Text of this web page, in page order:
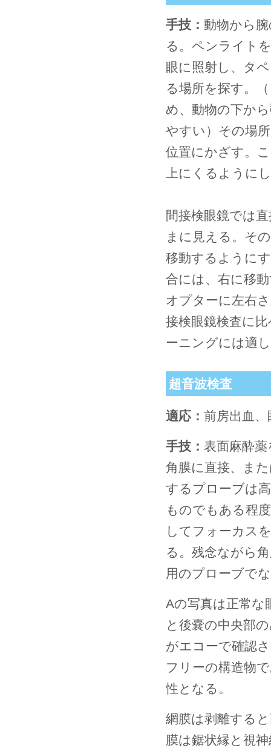
手技： 動物から
る。ペンライト
眼に照射し、タ
る場所を探す。
め、動物の下か
やすい）その場
位置にかざす。
上にくるように
間接検眼鏡では
まに見える。そ
移動するように
合には、右に移
オプターに左右
接検眼鏡検査に
ーニングには適
超音波検査
適応： 前房出血
手技： 表面麻酔
角膜に直接、ま
するプローブは
ものでもある程
してフォーカス
る。残念ながら
用のプローブで
Aの写真は正常な
と後嚢の中央部
がエコーで確認
フリーの構造物
性となる。
網膜は剥離する
膜は鋸状縁と視